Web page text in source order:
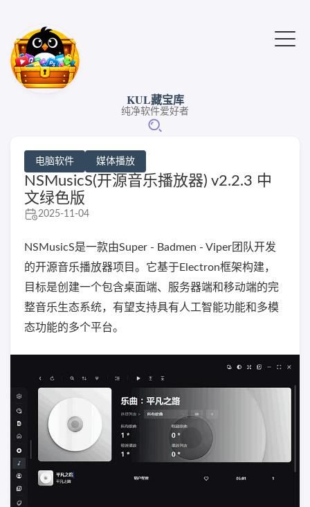
KUL藏宝库
纯净软件爱好者
电脑软件 媒体播放
NSMusicS(开源音乐播放器) v2.2.3 中
文绿色版
2025-11-04
NSMusicS是一款由Super - Badmen - Viper团队开发
的开源音乐播放器项目。它基于Electron框架构建，
目标是创建一个包含桌面端、服务器端和移动端的完
整音乐生态系统，有望支持具有人工智能功能和多模
态功能的多个平台。